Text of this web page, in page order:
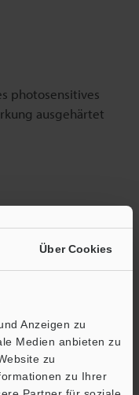
Über Cookies
Anzeigen zu
Medien anbieten zu
zu
zu Ihrer
photosensitives
ausgehärtet
geschmolzen
in der